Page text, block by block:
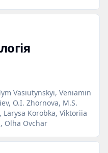
Vasiutynskyi, Veniamin
O.I. Zhornova, M.S.
Larysa Korobka, Viktoriia
Olha Ovchar